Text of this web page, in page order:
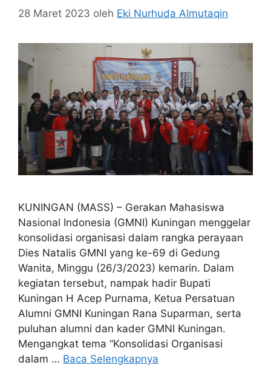
28 Maret 2023 oleh Eki Nurhuda Almutaqin
KUNINGAN (MASS) – Gerakan Mahasiswa
Nasional Indonesia (GMNI) Kuningan menggelar
konsolidasi organisasi dalam rangka perayaan
Dies Natalis GMNI yang ke-69 di Gedung
Wanita, Minggu (26/3/2023) kemarin. Dalam
kegiatan tersebut, nampak hadir Bupati
Kuningan H Acep Purnama, Ketua Persatuan
Alumni GMNI Kuningan Rana Suparman, serta
puluhan alumni dan kader GMNI Kuningan.
Mengangkat tema “Konsolidasi Organisasi
dalam … Baca Selengkapnya